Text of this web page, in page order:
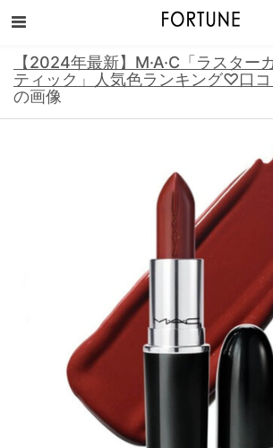
【2024年最新】M·A·C「ラスター
ティック」人気色ランキング♡口コ
の画像